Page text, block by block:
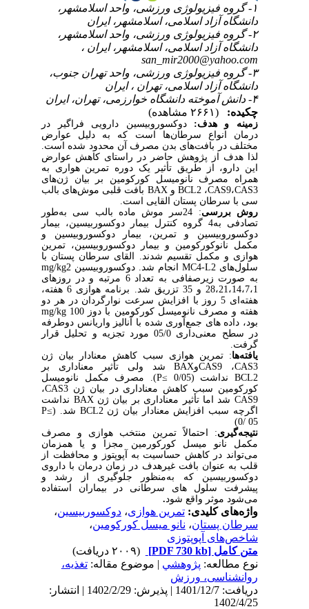
۱- گروه فیزیولوژی ورزشی، واحد اسلامشهر،
دانشگاه آزاد اسلامی، اسلامشهر، ایران
۲- گروه فیزیولوژی ورزشی، واحد اسلامشهر،
دانشگاه آزاد اسلامی، اسلامشهر، ایران ،
san_mir2000@yahoo.com
۳- گروه فیزیولوژی ورزشی، واحد تهران جنوب،
دانشگاه آزاد اسلامی، تهران ، ایران
چکیده:
زمینه و هدف:دوکسوروبیسین دارویی فراگیر در
درمان انواع سرطان‌ها است که به ‌دلیل عوارض
مختلف در بافت‌های بدن مصرف آن محدود شده است.
لذا هدف از پژوهش حاضر در راستای کاهش عوارض
این دارو، از طریق تأثیر یک دوره تمرین هواری به
همراه مصرف نانو‌میسل کورکومین بر بیان ژن‌های
CAS3،CAS9،BCL2و BAXبافت قلبی موش‌های بالب
سی با سرطان پستان القایی است.
روش بررسی
: 24سر موش ماده بالب سی به‌طور
تصادفی به4 گروه کنترل بیمار دوکسوربیسین، بیمار
دوکسوروبیسین و تمرین، بیمار دوکسوروبیسین و
مکمل نانوکورکومین و بیمار دوکسوروبیسین، تمرین
هوازی و مکمل تقسیم شدند. القای سرطان پستان با
سلول‌هایMC4-L2انجام شد. دوکسوروبیسین 2
mg/kg
به صورت
زیرصفافی
به تعداد 6 مرتبه و در روزهای
28،21،14،7،1 و 35 تزریق شد. برنامه هوازی 6 هفته،
هفته‌ای 5 روز با افزایش سرعت نوارگردان در هر دو
هفته و مصرف نانومیسل کورکومین با دوز 100
mg/kg
بود، داده­ های جمع­‌آوری شده با آنالیز واریانس دوطرفه
در سطح معنی‌داری
05/0 مورد تجزیه و تحلیل قرار
گرفت.
یافته‌ها: تمرین هوازی سبب کاهش معنادار بیان ژن
CAS3، CAS9وBAX شد
ولی تأثیر معناداری بر
BCL2 نداشت ( P≤ 0/05
)
.مصرف مکمل نانومیسل
کورکومینسبب کاهش معناداری در بیان ژنCAS3،
CAS9 شد اما تأثیر معناداری بر بیان ژنBAXنداشت
اگرچه سبب افزایش معنادار بیان ژنBCL2شد. (
P≤
0/ 05
)
نتیجه‌گیری :احتمالاً تمرین‌ منتخب هوازی و مصرف
مکمل نانو میسل کورکورمین مجزا و یا همزمان
می‌تواند در کاهش حساسیت به آپوپتوز و محافظت از
قلب به عنوان بافت غیرهدف در زمان درمان با داروی
دوکسوربیسین که به‌منظور جلوگیری از رشد و
پیشرفت سلول های سرطانی در بیماران استفاده
می‌شود موثر واقع شود.
واژه‌های کلیدی:تمرین هوازی،دوکسوربیسین،
سرطان پستان،نانو میسل کورکومین،
شاخص‌های آپوپتوزی
متن کامل[PDF 730 kb]
نوع مطالعه:پژوهشي| موضوع مقاله:تغذیه،
روانشناسی، ورزش
دریافت: 1401/12/7 | پذیرش: 1402/2/29 | انتشار:
1402/4/25